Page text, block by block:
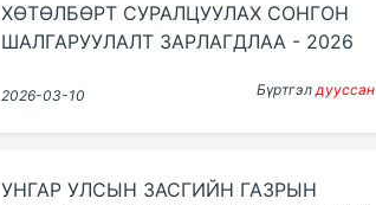
ХӨТӨЛБӨРТ СУРАЛЦУУЛАХ СОНГОН
ШАЛГАРУУЛАЛТ ЗАРЛАГДЛАА - 2026
2026-03-10 Бүртгэлдууссан
УНГАР УЛСЫН ЗАСГИЙН ГАЗРЫН